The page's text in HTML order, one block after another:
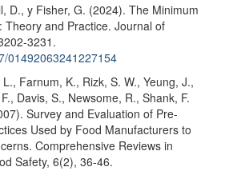
D., y Fisher, G. (2024). The Minimum
Theory and Practice. Journal of
3231.
01492063241227154
Farnum, K., Rizk, S. W., Yeung, J.,
Davis, S., Newsome, R., Shank, F.
Survey and Evaluation of Pre-
Used by Food Manufacturers to
Comprehensive Reviews in
Safety, 6(2), 36-46.